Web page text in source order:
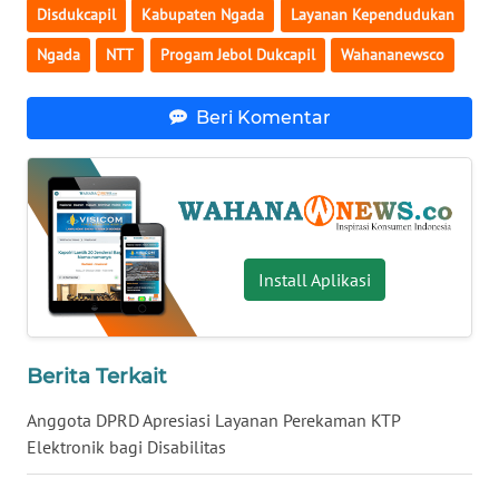
Disdukcapil Kabupaten Ngada Layanan Kependudukan
Ngada NTT Progam Jebol Dukcapil Wahananewsco
Beri Komentar
Install Aplikasi
Berita Terkait
Anggota DPRD Apresiasi Layanan Perekaman KTP
Elektronik bagi Disabilitas
WN
BABEL
WN
WN
SUMSEL
WN
BENGKULU
WN
LAMPUNG
WN
JATENG